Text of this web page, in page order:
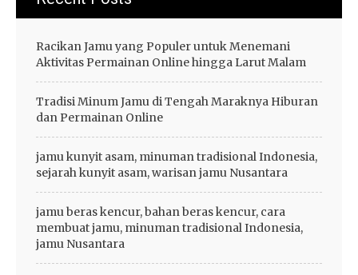
Racikan Jamu yang Populer untuk Menemani
Aktivitas Permainan Online hingga Larut Malam
Tradisi Minum Jamu di Tengah Maraknya Hiburan
dan Permainan Online
jamu kunyit asam, minuman tradisional Indonesia,
sejarah kunyit asam, warisan jamu Nusantara
jamu beras kencur, bahan beras kencur, cara
membuat jamu, minuman tradisional Indonesia,
jamu Nusantara